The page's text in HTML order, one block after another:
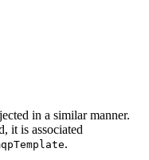
in a similar manner.
it is associated
.